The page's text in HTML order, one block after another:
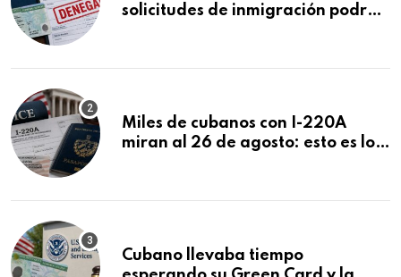
solicitudes de inmigración podrán
Miles de cubanos con I-220A
miran al 26 de agosto: esto es lo
Cubano llevaba tiempo